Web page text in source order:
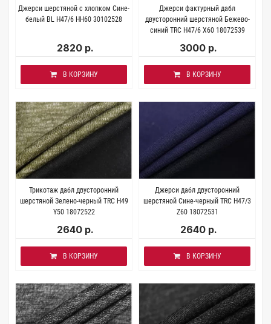
Джерси шерстяной с хлопком Сине-
белый BL H47/6 HH60 30102528
2820 р.
В КОРЗИНУ
Джерси фактурный дабл
двусторонний шерстяной Бежево-
синий TRC H47/6 X60 18072539
3000 р.
В КОРЗИНУ
Трикотаж дабл двусторонний
шерстяной Зелено-черный TRC H49
Y50 18072522
2640 р.
В КОРЗИНУ
Джерси дабл двусторонний
шерстяной Сине-черный TRC H47/3
Z60 18072531
2640 р.
В КОРЗИНУ